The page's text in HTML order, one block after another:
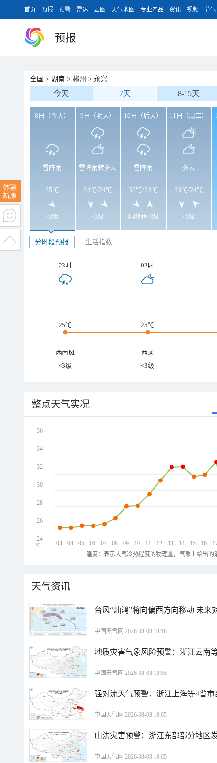
首页 预报 预警 雷达 云图 天气地图 专业产品 资讯 视频 节气
预报
全国 > 湖南 > 郴州 > 永兴
今天 7天 8-15天
8日（今天）
雷阵雨
25℃
<3级
9日（明天）
雷阵雨转多云
34℃/24℃
<3级
10日（后天）
雷阵雨
32℃/24℃
3-4级转<3级
11日（周二）
多云
33℃/24℃
<3级
分时段预报 生活指数
23时 02时
25℃ 25℃
西南风
西风
<3级
<3级
整点天气实况
03 04 05 06 07 08 09 10 11 12 13 14 15 16
36
34
32
30
28
26
24
℃
温度：表示大气冷热程度的物理量，气象上给出
天气资讯
台风“灿鸿”将向偏西方向移动 未来
中国天气网 2026-08-08 18:18
地质灾害气象风险预警：浙江云南
中国天气网 2026-08-08 18:05
强对流天气预警：浙江上海等4省
中国天气网 2026-08-08 18:05
山洪灾害预警：浙江东部部分地区
中国天气网 2026-08-08 18:05